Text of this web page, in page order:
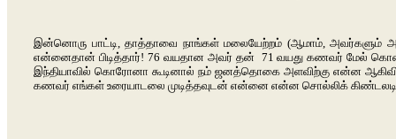
இன்னொரு பாட்டி, தாத்தாவை நாங்கள் மலையேற்றம் (ஆமாம், அவர்களும்
என்னைதான் பிடித்தார்! 76 வயதான அவர் தன் 71 வயது கணவர் மேல்
இந்தியாவில் கொரோனா கூடினால் நம் ஜனத்தொகை அளவிற்கு என்ன
கணவர் எங்கள் உரையாடலை முடித்தவுடன் என்னை என்ன சொல்லிக்